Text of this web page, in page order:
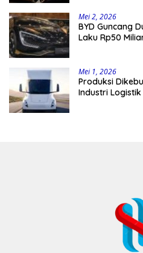
Mei 2, 2026
BYD Guncang
Laku Rp50
Mei 1, 2026
Produksi
Industri Logistik